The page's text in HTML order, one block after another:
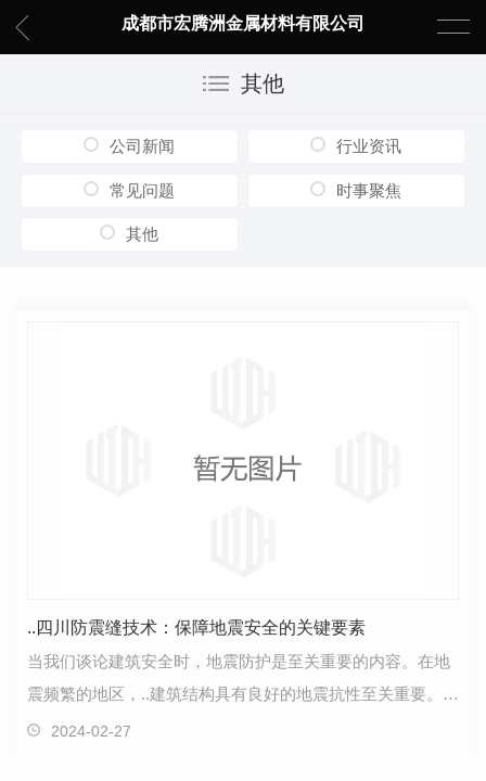
成都市宏腾洲金属材料有限公司
其他
公司新闻 行业资讯
常见问题 时事聚焦
其他
..四川防震缝技术：保障地震安全的关键要素
当我们谈论建筑安全时，地震防护是至关重要的内容。在地
震频繁的地区，..建筑结构具有良好的地震抗性至关重要。四
川防震缝技术便是一项能够有效提升建筑物地震安全…
2024-02-27